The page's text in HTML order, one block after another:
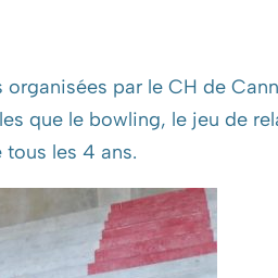
par le CH de
que le bowling, le jeu de
tous les 4 ans.